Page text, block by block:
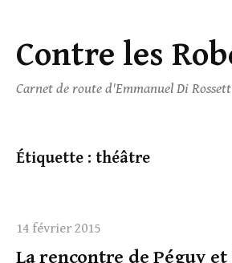
Skip
to
content
Contre les
Carnet de route d'Emmanuel Di
Étiquette : théâtre
14 février 2015
La rencontre de Péguy et